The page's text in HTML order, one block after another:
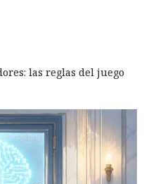
las reglas del juego